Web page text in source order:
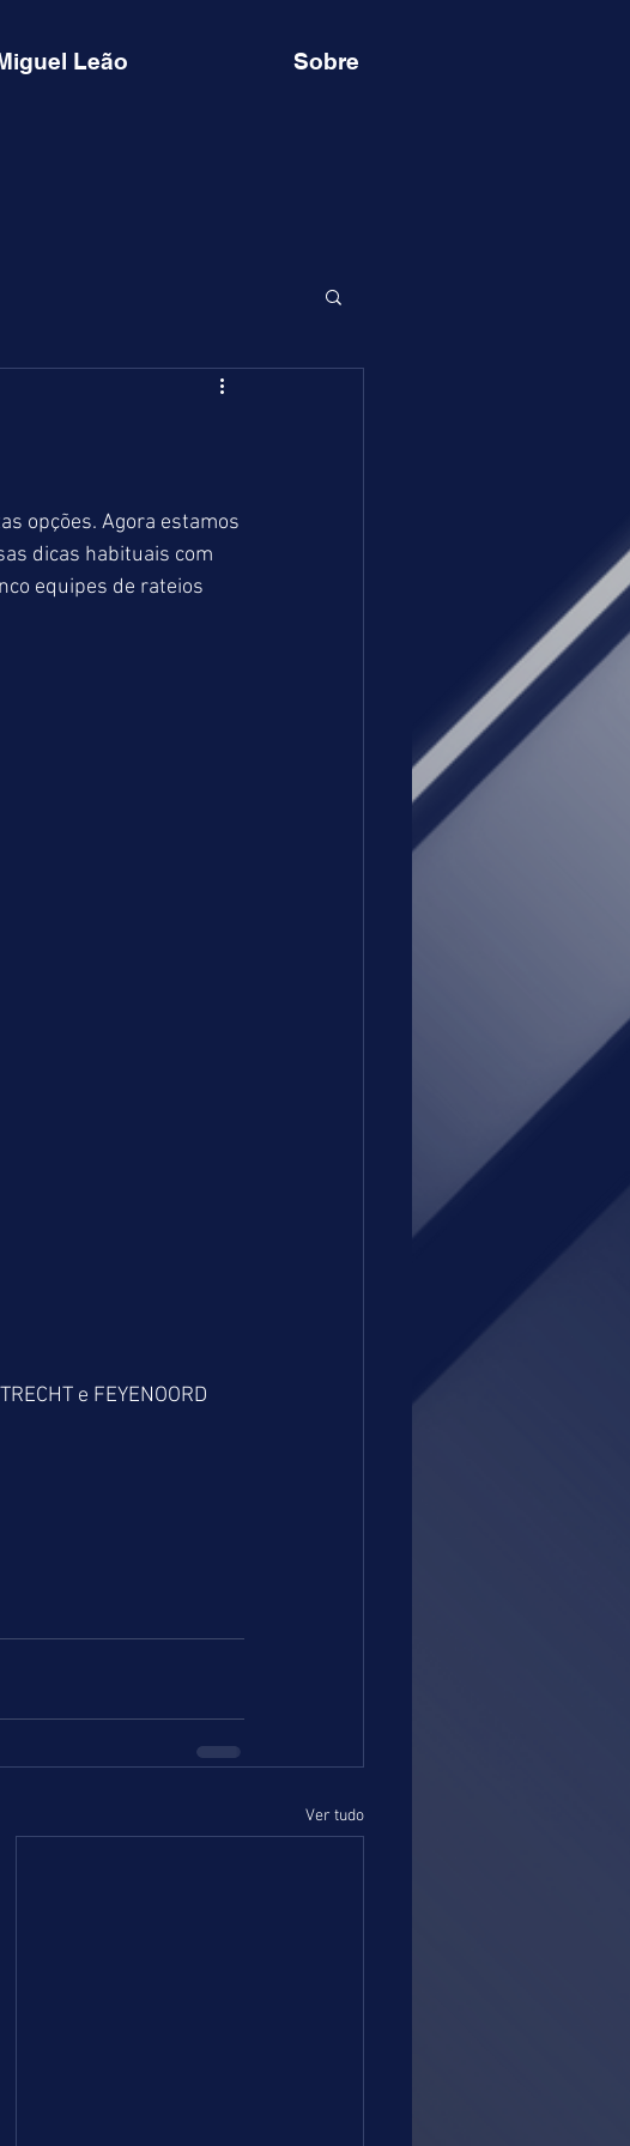
Leão Sobre
opções. Agora estamos
dicas habituais com
equipes de rateios
e FEYENOORD
Ver tudo